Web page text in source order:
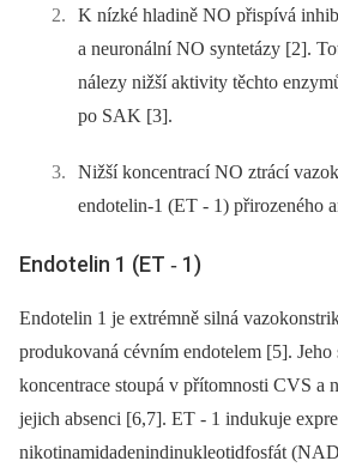
K nízké hladině NO přispívá
a neuronální NO syntetázy [2].
nálezy nižší aktivity těchto
po SAK [3].
Nižší koncentrací NO ztrácí
endotelin‑1 (ET ‑⁠ 1) přirozeného
Endotelin 1 (ET ‑⁠ 1)
Endotelin 1 je extrémně silná
produkovaná cévním endotelem [5].
koncentrace stoupá v přítomnosti CVS a
jejich absenci [6,7]. ET ‑⁠ 1 indukuje
nikotinamidadenindinukleotidfosfát